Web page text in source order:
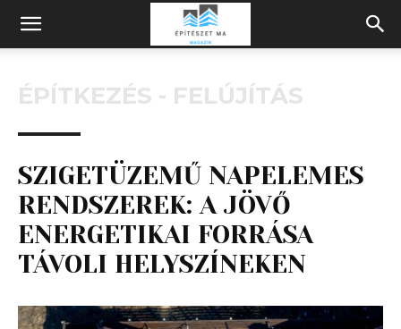
Építeszeti
Magazin
ÉPÍTKEZÉS - FELÚJÍTÁS
SZIGETÜZEMŰ NAPELEMES
RENDSZEREK: A JÖVŐ
ENERGETIKAI FORRÁSA
TÁVOLI HELYSZÍNEKEN